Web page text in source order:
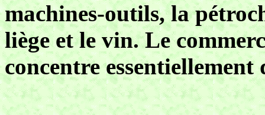
machines-outils, la
liège et le vin. Le
concentre